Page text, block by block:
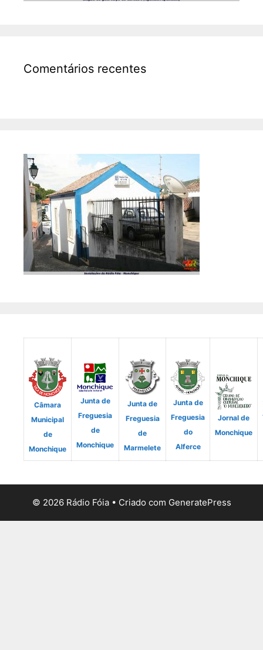
Comentários recentes
Câmara
Municipal
de
Monchique
Junta de
Freguesia
de
Monchique
Junta de
Freguesia
de
Marmelete
Junta de
Freguesia
do
Alferce
Jornal de
Monchique
© 2026 Rádio Fóia• Criado com GeneratePress